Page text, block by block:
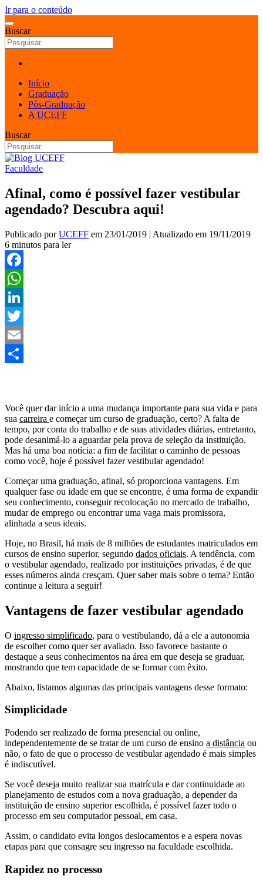
Ir para o conteúdo
Buscar
Início
Graduação
Pós-Graduação
A UCEFF
Buscar
Faculdade
Afinal, como é possível fazer vestibular
agendado? Descubra aqui!
Publicado porUCEFF em 23/01/2019 | Atualizado em 19/11/2019
6 minutos para ler
Facebook
WhatsApp
LinkedIn
Twitter
Email
Você quer dar início a uma mudança importante para sua vida e para
sua carreira e começar um curso de graduação, certo? A falta de
tempo, por conta do trabalho e de suas atividades diárias, entretanto,
pode desanimá-lo a aguardar pela prova de seleção da instituição.
Mas há uma boa notícia: a fim de facilitar o caminho de pessoas
como você, hoje é possível fazer vestibular agendado!
Começar uma graduação, afinal, só proporciona vantagens. Em
qualquer fase ou idade em que se encontre, é uma forma de expandir
seu conhecimento, conseguir recolocação no mercado de trabalho,
mudar de emprego ou encontrar uma vaga mais promissora,
alinhada a seus ideais.
Hoje, no Brasil, há mais de 8 milhões de estudantes matriculados em
cursos de ensino superior, segundo dados oficiais. A tendência, com
o vestibular agendado, realizado por instituições privadas, é de que
esses números ainda cresçam. Quer saber mais sobre o tema? Então
continue a leitura a seguir!
Vantagens de fazer vestibular agendado
O ingresso simplificado, para o vestibulando, dá a ele a autonomia
de escolher como quer ser avaliado. Isso favorece bastante o
destaque a seus conhecimentos na área em que deseja se graduar,
mostrando que tem capacidade de se formar com êxito.
Abaixo, listamos algumas das principais vantagens desse formato:
Simplicidade
Podendo ser realizado de forma presencial ou online,
independentemente de se tratar de um curso de ensino a distância ou
não, o fato de que o processo de vestibular agendado é mais simples
é indiscutível.
Se você deseja muito realizar sua matrícula e dar continuidade ao
planejamento de estudos com a nova graduação, a depender da
instituição de ensino superior escolhida, é possível fazer todo o
processo em seu computador pessoal, em casa.
Assim, o candidato evita longos deslocamentos e a espera novas
etapas para que consagre seu ingresso na faculdade escolhida.
Rapidez no processo